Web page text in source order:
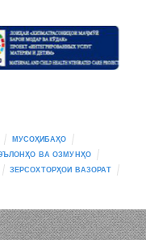
МУСОҲИБАҲО
ВА ОЗМУНҲО
ЗЕРСОХТОРҲОИ ВАЗОРАТ